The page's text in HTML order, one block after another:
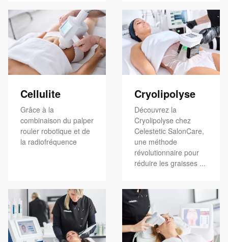
Cellulite
Grâce à la
combinaison du palper
rouler robotique et de
la radiofréquence
Cryolipolyse
Découvrez la
Cryolipolyse chez
Celestetic SalonCare,
une méthode
révolutionnaire pour
réduire les graisses ...